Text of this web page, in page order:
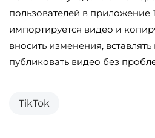
пользователей в приложение
импортируется видео и
вносить изменения,
публиковать видео без
TikTok